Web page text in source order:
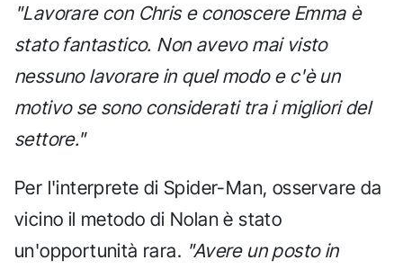
"Lavorare con Chris e conoscere Emma è
stato fantastico. Non avevo mai visto
nessuno lavorare in quel modo e c'è un
motivo se sono considerati tra i migliori del
settore."
Per l'interprete di Spider-Man, osservare da
vicino il metodo di Nolan è stato
un'opportunità rara. "Avere un posto in